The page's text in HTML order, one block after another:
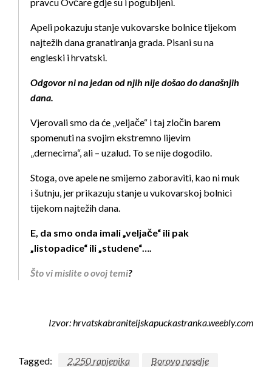
Apeli pokazuju stanje vukovarske bolnice tijekom
najtežih dana granatiranja grada. Pisani su na
engleski i hrvatski.
Odgovor ni na jedan od njih nije došao do današnjih
dana.
Vjerovali smo da će „veljače“ i taj zločin barem
spomenuti na svojim ekstremno lijevim
„dernecima“, ali – uzalud. To se nije dogodilo.
Stoga, ove apele ne smijemo zaboraviti, kao ni muk
i šutnju, jer prikazuju stanje u vukovarskoj bolnici
tijekom najtežih dana.
E, da smo onda imali „veljače“ ili pak
„listopadice“ ili „studene“….
Što vi mislite o ovoj temi?
Izvor: hrvatskabraniteljskapuckastranka.weebly.com
Tagged: 2.250 ranjenika Borovo naselje